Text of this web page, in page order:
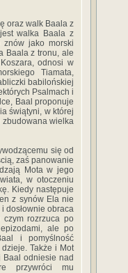
oraz walk Baala z
walka Baala z
znów jako morski
Baala z tronu, ale
odnosi w
Tiamata,
babilońskiej
Psalmach i
Baal proponuje
świątyni, w której
zbudowana wielka
się od
zaś panowanie
Mota w jego
w otoczeniu
Kiedy następuje
z synów Ela nie
dosłownie obraca
rozrzuca po
ale po
i pomyślność
Także i Mot
odniesie nad
przywróci mu